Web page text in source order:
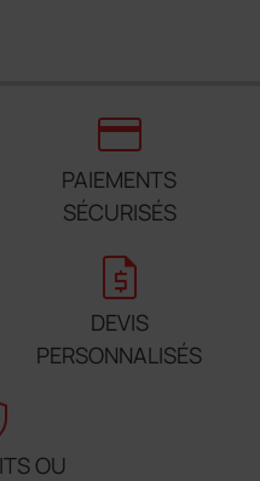
credit_card
PAIEMENTS
SÉCURISÉS
request_quote
DEVIS
PERSONNALISÉS
OU